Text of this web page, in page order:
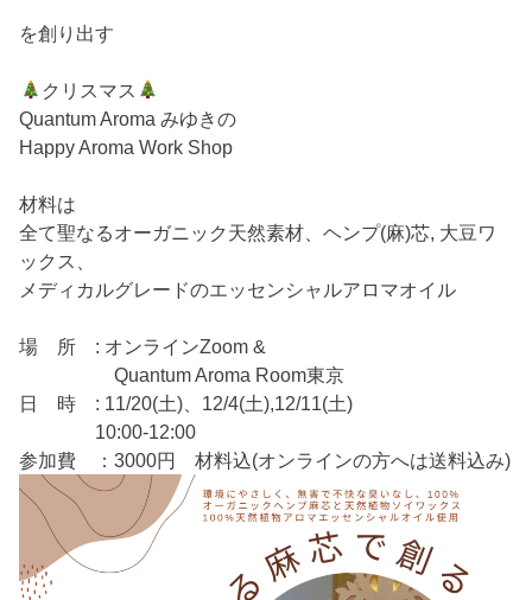
を創り出す
クリスマス
Quantum Aroma みゆきの
Happy Aroma Work Shop
材料は
全て聖なるオーガニック天然素材、ヘンプ(麻)芯, 大豆ワ
ックス、
メディカルグレードのエッセンシャルアロマオイル
場 所 : オンラインZoom &
Quantum Aroma Room東京
日 時 : 11/20(土)、12/4(土),12/11(土)
10:00-12:00
参加費 ：3000円 材料込(オンラインの方へは送料込み)